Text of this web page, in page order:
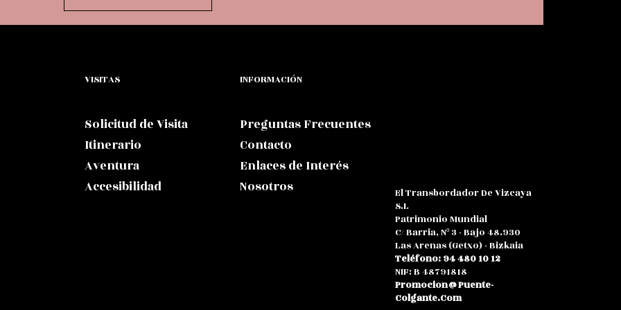
VISITAS
Solicitud de Visita
Itinerario
Aventura
Accesibilidad
INFORMACIÓN
Preguntas Frecuentes
Contacto
Enlaces de Interés
Nosotros
El Transbordador De Vizcaya
S.L
Patrimonio Mundial
C/ Barria, Nº 3 - Bajo 48.930
Las Arenas (Getxo) - Bizkaia
Teléfono: 94 480 10 12
NIF: B 48791818
Promocion@puente-
Colgante.com